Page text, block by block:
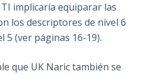
implicaría equiparar las
los descriptores de nivel 6
5 (ver páginas 16-19).
que UK Naric también se